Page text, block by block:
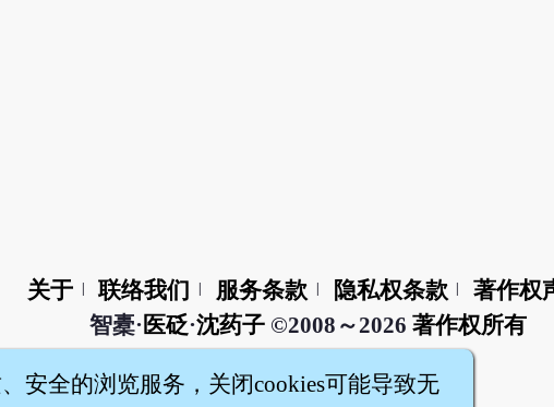
关于 联络我们 服务条款 隐私权条款
著作权
智橐· 医砭·沈药子©2008～2026 著作权所有
安全的浏览服务，关闭cookies可能导致无